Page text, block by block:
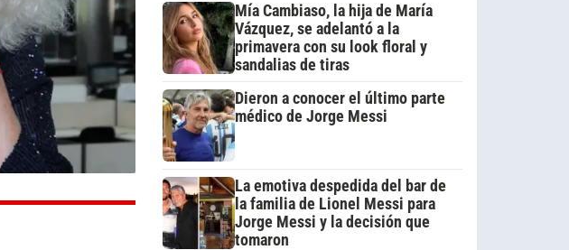
Mía Cambiaso, la hija de María
Vázquez, se adelantó a la
primavera con su look floral y
sandalias de tiras
Dieron a conocer el último parte
médico de Jorge Messi
La emotiva despedida del bar de
la familia de Lionel Messi para
Jorge Messi y la decisión que
tomaron